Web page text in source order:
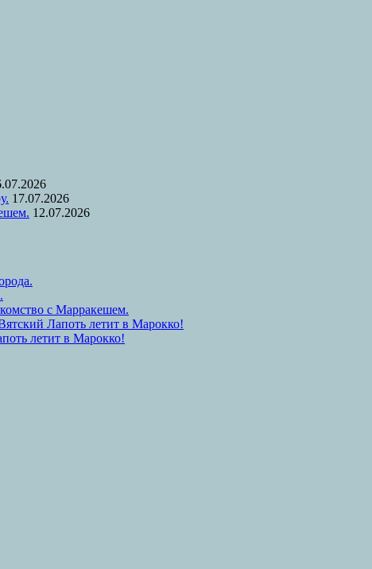
17.07.2026
12.07.2026
с Марракешем.
Лапоть летит в Марокко!
летит в Марокко!